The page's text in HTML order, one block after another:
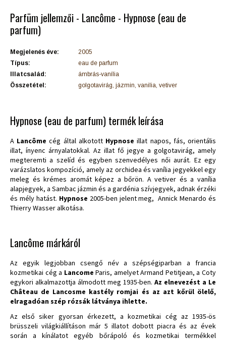
Parfüm jellemzői - Lancôme - Hypnose (eau de
parfum)
Megjelenés éve:
2005
Típus:
eau de parfum
Illatcsalád:
ámbrás-vanília
Összetétel:
golgotavirág, jázmin, vanilia, vetiver
Hypnose (eau de parfum) termék leírása
A Lancôme cég által alkotott Hypnose illat napos, fás, orientális
illat, ínyenc árnyalatokkal. Az illat fő jegye a golgotavirág, amely
megteremti a szelíd és egyben szenvedélyes női aurát. Ez egy
varázslatos kompozíció, amely az orchidea és vanília jegyekkel egy
meleg és krémes aromát képez a bőrön. A vetiver és a vanília
alapjegyek, a Sambac jázmin és a gardénia szívjegyek, adnak érzéki
és mély hatást. Hypnose 2005-ben jelent meg, Annick Menardo és
Thierry Wasser alkotása.
Lancôme márkáról
Az egyik legjobban csengő név a szépségiparban a francia
kozmetikai cég a Lancome Paris, amelyet Armand Petitjean, a Coty
egykori alkalmazottja álmodott meg 1935-ben. Az elnevezést a Le
Château de Lancosme kastély romjai és az azt kőrül ölelő,
elragadóan szép rózsák látványa ihlette.
Az első siker gyorsan érkezett, a kozmetikai cég az 1935-ös
brüsszeli világkiállításon már 5 illatot dobott piacra és az évek
során a kínálatot egyéb bőrápoló és kozmetikai termékkel